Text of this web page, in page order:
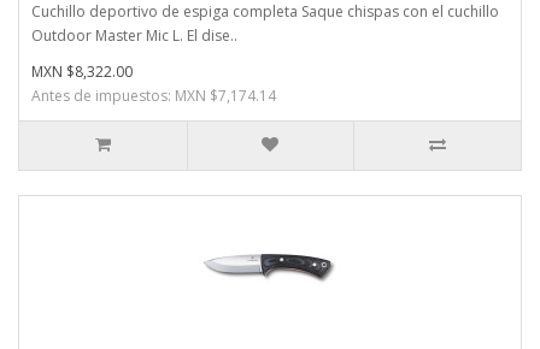
Cuchillo deportivo de espiga completa Saque chispas con el cuchillo
Outdoor Master Mic L. El dise..
MXN $8,322.00
Antes de impuestos: MXN $7,174.14